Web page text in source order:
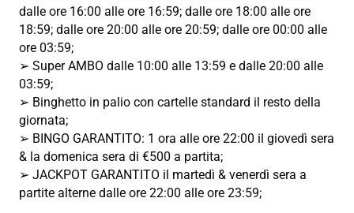
dalle ore 16:00 alle ore 16:59; dalle ore 18:00 alle ore
18:59; dalle ore 20:00 alle ore 20:59; dalle ore 00:00 alle
ore 03:59;
➢ Super AMBO dalle 10:00 alle 13:59 e dalle 20:00 alle
03:59;
➢ Binghetto in palio con cartelle standard il resto della
giornata;
➢ BINGO GARANTITO: 1 ora alle ore 22:00 il giovedì sera
& la domenica sera di €500 a partita;
➢ JACKPOT GARANTITO il martedì & venerdì sera a
partite alterne dalle ore 22:00 alle ore 23:59;